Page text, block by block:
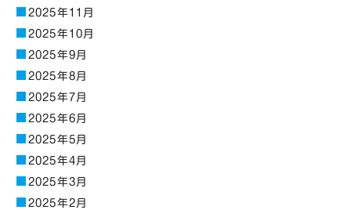
2025年11月
2025年10月
2025年9月
2025年8月
2025年7月
2025年6月
2025年5月
2025年4月
2025年3月
2025年2月